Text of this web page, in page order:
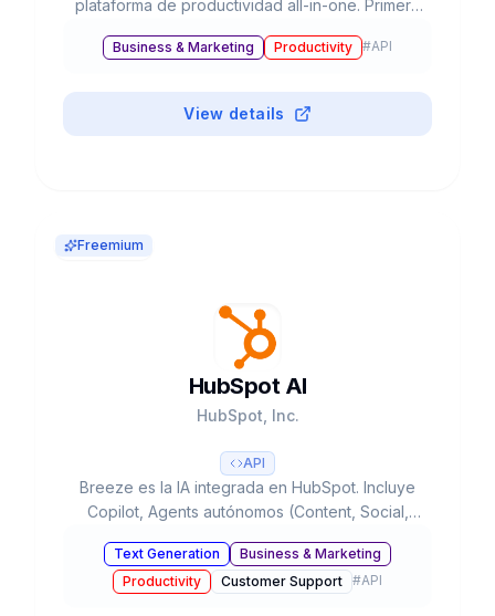
plataforma de productividad all-in-one. Primera
conocimiento. Fundada 2017. $4B valoración,
Claude, Gemini integrados.
Business & Marketing Productivity #API
View details
Freemium
HubSpot AI
HubSpot, Inc.
API
Breeze es la IA integrada en HubSpot. Incluye
Copilot, Agents autónomos (Content, Social,
2006, NYSE:HUBS. $2.99B revenue, 247K+
clientes. Plataforma unificada de marketing,
Text Generation
Business & Marketing
Productivity
Customer Support #API